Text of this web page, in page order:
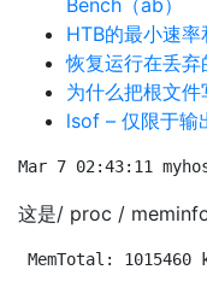
Bench（ab）
HTB的最小速
恢复运行在丢弃
为什么把根文
lsof – 仅限于输
Mar 7 02:43:11
这是/ proc /
MemTotal: